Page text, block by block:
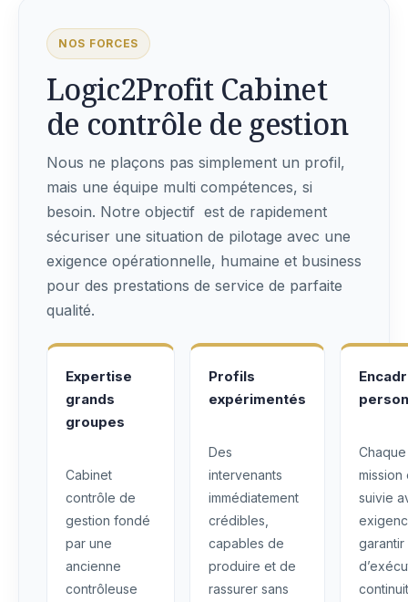
NOS FORCES
Logic2Profit Cabinet
de contrôle de gestion
Nous ne plaçons pas simplement un profil,
mais une équipe multi compétences, si
besoin. Notre objectif est de rapidement
sécuriser une situation de pilotage avec une
exigence opérationnelle, humaine et business
pour des prestations de service de parfaite
qualité.
Expertise
grands
groupes
Cabinet
contrôle de
gestion fondé
par une
ancienne
contrôleuse
Profils
expérimentés
Des
intervenants
immédiatement
crédibles,
capables de
produire et de
rassurer sans
Chaque
mission
suivie
garantir